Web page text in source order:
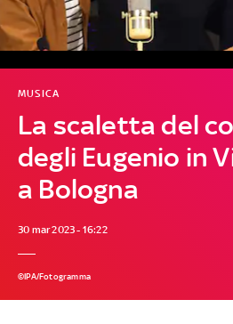
La scaletta del
degli Eugenio in
a Bologna
MUSICA
30 mar 2023 - 16:22
©IPA/Fotogramma